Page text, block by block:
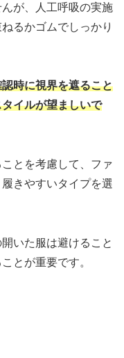
が、人工呼吸の実施
るかゴムでしっかり
時に視界を遮ること
イルが望ましいで
とを考慮して、ファ
きやすいタイプを選
いた服は避けること
とが重要です。